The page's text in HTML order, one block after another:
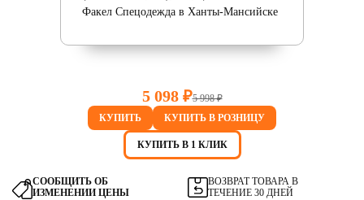
5 098 ₽5 998 ₽
КУПИТЬ
КУПИТЬ В РОЗНИЦУ
КУПИТЬ В 1 КЛИК
СООБЩИТЬ ОБ
ИЗМЕНЕНИИ ЦЕНЫ
ВОЗВРАТ ТОВАРА В
ТЕЧЕНИЕ 30 ДНЕЙ